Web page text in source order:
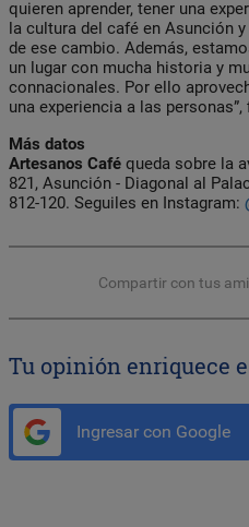
quieren aprender, tener una
la cultura del café en Asunción
de ese cambio. Además,
un lugar con mucha historia y
connacionales. Por ello
una experiencia a las personas”,
Más datos
Artesanos Café queda sobre la
821, Asunción - Diagonal al
812-120. Seguiles en Instagram:
Compartir con tus
Tu opinión enriquece
Ingresar con Google